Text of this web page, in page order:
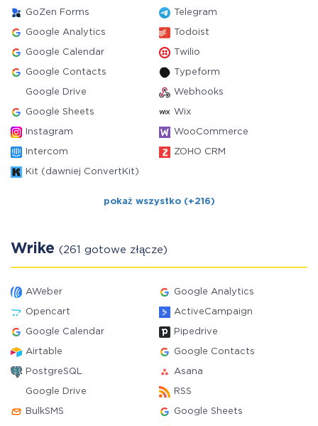
GoZen Forms Telegram
Google Analytics Todoist
Google Calendar Twilio
Google Contacts Typeform
Google Drive Webhooks
Google Sheets Wix
Instagram WooCommerce
Intercom ZOHO CRM
Kit (dawniej ConvertKit)
pokaż wszystko (+216)
Wrike (261 gotowe złącze)
AWeber Google Analytics
Opencart ActiveCampaign
Google Calendar Pipedrive
Airtable Google Contacts
PostgreSQL Asana
Google Drive RSS
BulkSMS Google Sheets